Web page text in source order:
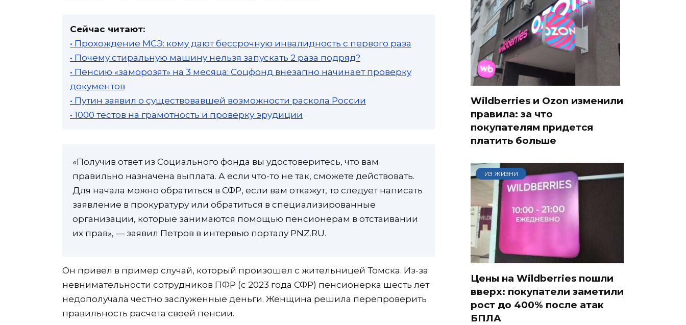
Сейчас читают:
• Прохождение МСЭ: кому дают бессрочную инвалидность с первого раза
• Почему стиральную машину нельзя запускать 2 раза подряд?
• Пенсию «заморозят» на 3 месяца: Соцфонд внезапно начинает проверку
документов
• Путин заявил о существовавшей возможности раскола России
• 1000 тестов на грамотность и проверку эрудиции
«Получив ответ из Социального фонда вы удостоверитесь, что вам
правильно назначена выплата. А если что-то не так, сможете действовать.
Для начала можно обратиться в СФР, если вам откажут, то следует написать
заявление в прокуратуру или обратиться в специализированные
организации, которые занимаются помощью пенсионерам в отстаивании
их прав», — заявил Петров в интервью порталу PNZ.RU.
Он привел в пример случай, который произошел с жительницей Томска. Из-за
невнимательности сотрудников ПФР (с 2023 года СФР) пенсионерка шесть лет
недополучала честно заслуженные деньги. Женщина решила перепроверить
правильность расчета своей пенсии.
Wildberries и Ozon изменили
правила: за что
покупателям придется
платить больше
ИЗ ЖИЗНИ
Цены на Wildberries пошли
вверх: покупатели заметили
рост до 400% после атак
БПЛА